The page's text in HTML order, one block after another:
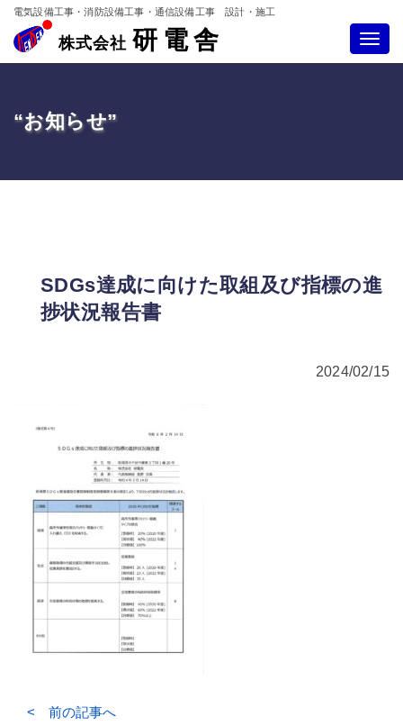
Toggle
株式会社 研電舎
電気設備工事・消防設備工事・通信設備工事 設計・施工
“お知らせ”
SDGs達成に向けた取組及び指標の進
捗状況報告書
2024/02/15
< 前の記事へ